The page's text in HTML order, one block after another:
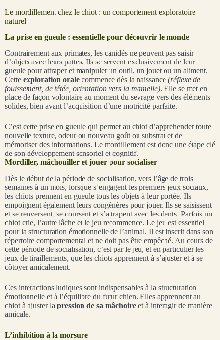
Le mordillement chez le chiot : un comportement exploratoire
naturel
La prise en gueule : essentielle pour découvrir le monde
Contrairement aux primates, les canidés ne peuvent pas saisir
d’objets avec leurs pattes. Ils se servent exclusivement de leur
gueule pour attraper et manipuler un outil, un jouet ou un aliment.
Cette exploration orale commence dès la naissance (réflexe de
fouissement, de tétée, orientation vers la mamelle). Elle se met en
place de façon volontaire au moment du sevrage vers des éléments
solides, bien avant l’acquisition d’une motricité parfaite.
C’est cette prise en gueule qui permet au chiot d’appréhender toute
nouvelle texture, odeur ou nouveau goût ou substrat et de
mémoriser des informations. Le mordillement est donc une étape clé
de son développement sensoriel et cognitif.
Mordiller, mâchouiller et jouer pour socialiser
Dès le début de la période de socialisation, vers l’âge de trois
semaines à un mois, lorsque s’engagent les premiers jeux sociaux,
les chiots prennent en gueule tous les objets à leur portée. Ils
empoignent également leurs congénères pour jouer. Ils se saisissent
et se renversent, se coursent et s’attrapent avec les dents. Parfois un
chiot crie, l’autre lâche et le jeu recommence. Le jeu est essentiel
pour la structuration émotionnelle de l’animal. Il est inscrit dans son
répertoire comportemental et ne doit pas être empêché. Au cours de
cette période de socialisation, c’est par le jeu, et en particulier les
jeux de tiraillements, que les chiots apprennent à s’ajuster et à se
côtoyer amicalement.
Ces interactions ludiques sont indispensables à la structuration
émotionnelle et à l’équilibre du futur chien. Elles apprennent au
chiot à ajuster la pression de sa mâchoire et à interagir de manière
amicale.
L’inhibition à la morsure